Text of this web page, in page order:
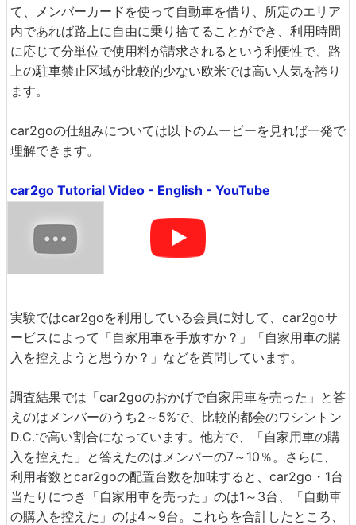
て、メンバーカードを使って自動車を借り、所定のエリア
内であれば路上に自由に乗り捨てることができ、利用時間
に応じて分単位で使用料が請求されるという利便性で、路
上の駐車禁止区域が比較的少ない欧米では高い人気を誇り
ます。
car2goの仕組みについては以下のムービーを見れば一発で
理解できます。
car2go Tutorial Video - English - YouTube
実験ではcar2goを利用している会員に対して、car2goサ
ービスによって「自家用車を手放すか？」「自家用車の購
入を控えようと思うか？」などを質問しています。
調査結果では「car2goのおかげで自家用車を売った」と答
えのはメンバーのうち2～5%で、比較的都会のワシントン
D.C.で高い割合になっています。他方で、「自家用車の購
入を控えた」と答えたのはメンバーの7～10％。さらに、
利用者数とcar2goの配置台数を加味すると、car2go・1台
当たりにつき「自家用車を売った」のは1～3台、「自動車
の購入を控えた」のは4～9台。これらを合計したところ、